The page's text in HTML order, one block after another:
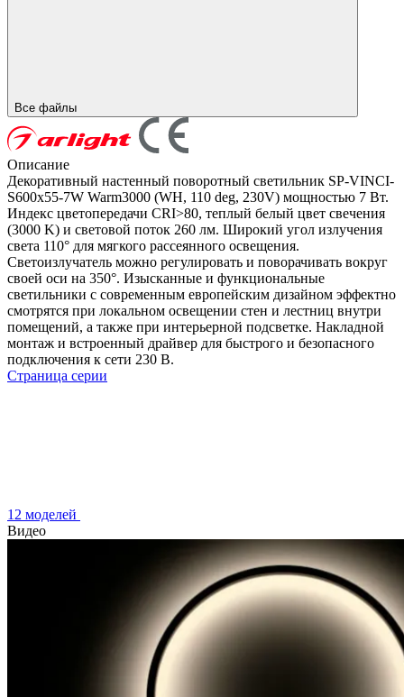
Все файлы
Описание
Декоративный настенный поворотный светильник SP-VINCI-
S600x55-7W Warm3000 (WH, 110 deg, 230V) мощностью 7 Вт.
Индекс цветопередачи CRI>80, теплый белый цвет свечения
(3000 K) и световой поток 260 лм. Широкий угол излучения
света 110° для мягкого рассеянного освещения.
Светоизлучатель можно регулировать и поворачивать вокруг
своей оси на 350°. Изысканные и функциональные
светильники с современным европейским дизайном эффектно
смотрятся при локальном освещении стен и лестниц внутри
помещений, а также при интерьерной подсветке. Накладной
монтаж и встроенный драйвер для быстрого и безопасного
подключения к сети 230 В.
Страница серии
12 моделей
Видео